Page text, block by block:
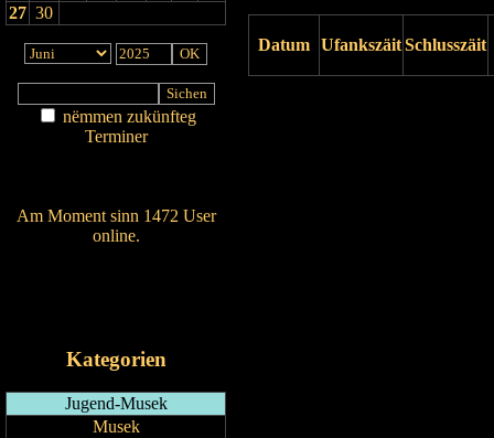
27 30
nëmmen zukünfteg
Terminer
Am Moment sinn 1472 User
online.
Kategorien
Jugend-Musek
Musek
Datum UfankszäitSchlusszäit